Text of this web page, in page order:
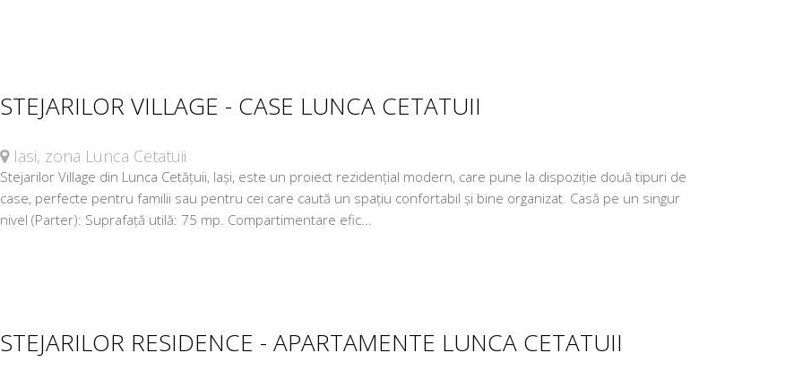
STEJARILOR VILLAGE - CASE LUNCA CETATUII
Iasi, zona Lunca Cetatuii
Stejarilor Village din Lunca Cetățuii, Iași, este un proiect rezidențial modern, care pune la dispoziție două tipuri de
case, perfecte pentru familii sau pentru cei care caută un spațiu confortabil și bine organizat. Casă pe un singur
nivel (Parter): Suprafață utilă: 75 mp. Compartimentare efic...
STEJARILOR RESIDENCE - APARTAMENTE LUNCA CETATUII